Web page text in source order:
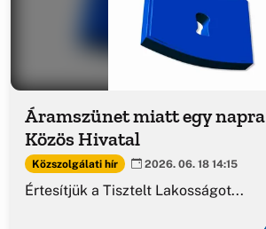
Áramszünet miatt egy napra
Közös Hivatal
Közszolgálati hír 2026. 06. 18 14:15
Értesítjük a Tisztelt Lakosságot...